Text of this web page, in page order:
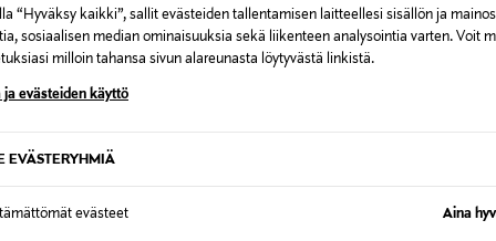
“Hyväksy kaikki”, sallit evästeiden tallentamisen laitteellesi sisällön ja
sosiaalisen median ominaisuuksia sekä liikenteen analysointia varten. Voit
milloin tahansa sivun alareunasta löytyvästä linkistä.
ja evästeiden käyttö
EVÄSTERYHMIÄ
evästeet Aina